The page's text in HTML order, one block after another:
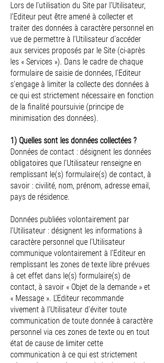
Lors de l’utilisation du Site par l’Utilisateur,
l’Editeur peut être amené à collecter et
traiter des données à caractère personnel en
vue de permettre à l’Utilisateur d’accéder
aux services proposés par le Site (ci-après
les « Services »). Dans le cadre de chaque
formulaire de saisie de données, l’Editeur
s’engage à limiter la collecte des données à
ce qui est strictement nécessaire en fonction
de la finalité poursuivie (principe de
minimisation des données).
1) Quelles sont les données collectées ?
Données de contact : désignent les données
obligatoires que l’Utilisateur renseigne en
remplissant le(s) formulaire(s) de contact, à
savoir : civilité, nom, prénom, adresse email,
pays de résidence.
Données publiées volontairement par
l’Utilisateur : désignent les informations à
caractère personnel que l’Utilisateur
communique volontairement à l’Editeur en
remplissant les zones de texte libre prévues
à cet effet dans le(s) formulaire(s) de
contact, à savoir « Objet de la demande » et
« Message ». L’Editeur recommande
vivement à l’Utilisateur d’éviter toute
communication de toute donnée à caractère
personnel via ces zones de texte ou en tout
état de cause de limiter cette
communication à ce qui est strictement